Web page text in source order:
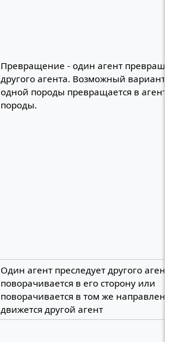
Превращение - один агент
другого агента. Возможный вариант
одной породы превращается в
породы.
Один агент преследует другого
поворачивается в его сторону или
поворачивается в том же
движется другой агент